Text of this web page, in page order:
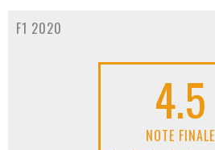
F1 2020
4.5
NOTE FINALE